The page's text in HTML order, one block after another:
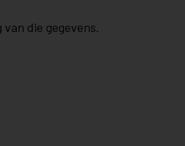
die gegevens.